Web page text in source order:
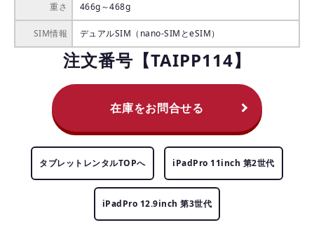
重さ 466g～468g
SIM情報 デュアルSIM（nano-SIMとeSIM）
注文番号【TAIPP114】
在庫をお問合せる
タブレットレンタルTOPへ iPadPro 11inch 第2世代
iPadPro 12.9inch 第3世代